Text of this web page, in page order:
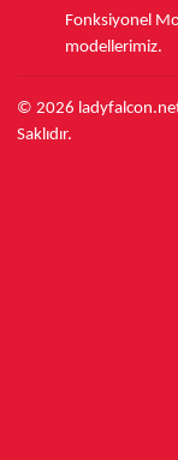
Fonksiyonel
modellerimiz.
© 2026 ladyfalcon.net
Saklıdır.